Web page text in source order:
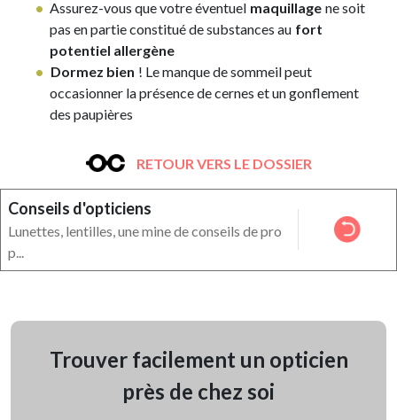
Assurez-vous que votre éventuel maquillage ne soit
pas en partie constitué de substances au fort
potentiel allergène
Dormez bien ! Le manque de sommeil peut
occasionner la présence de cernes et un gonflement
des paupières
RETOUR VERS LE DOSSIER
Conseils d'opticiens
Lunettes, lentilles, une mine de conseils de pro
p...
Trouver facilement un opticien
près de chez soi